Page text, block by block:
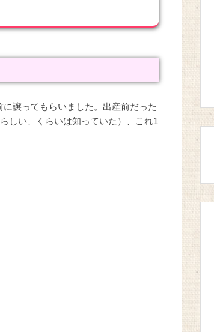
に譲ってもらいました。出産前だった
しい、くらいは知っていた）、これ1